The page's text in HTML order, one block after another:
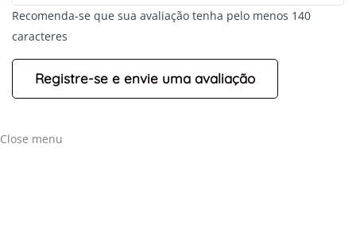
+-
Leaflet
Recomenda-se que sua avaliação tenha pelo menos 140
caracteres
Close menu